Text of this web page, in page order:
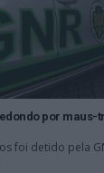
por
foi detido pela